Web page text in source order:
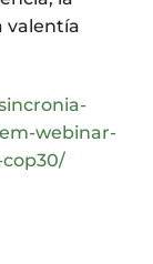
valentía
webinar-